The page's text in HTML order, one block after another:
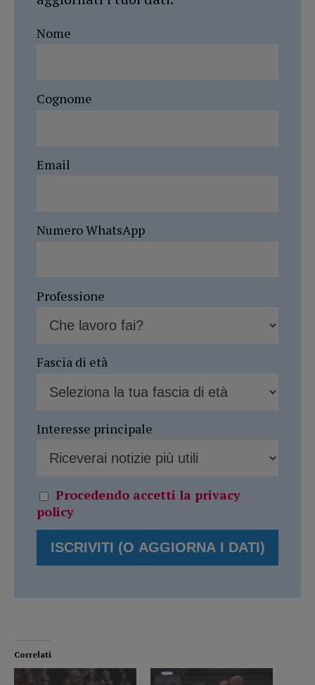
Nome
Cognome
Email
Numero WhatsApp
Professione
Fascia di età
Interesse principale
Procedendo accetti la privacy
policy
Correlati